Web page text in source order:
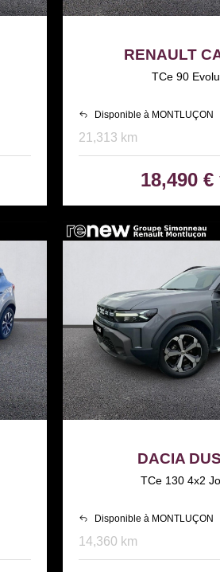
RENAULT
TCe 90
Disponible à MONTLUÇON
21,313 km
18,490 €
DACIA
TCe 130 4x2
Disponible à MONTLUÇON
14,360 km